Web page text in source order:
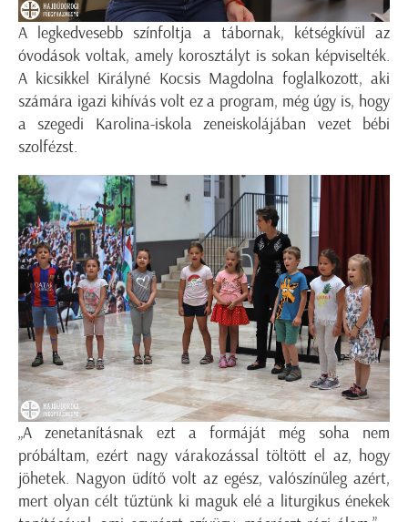
A legkedvesebb színfoltja a tábornak, kétségkívül az
óvodások voltak, amely korosztályt is sokan képviselték.
A kicsikkel Királyné Kocsis Magdolna foglalkozott, aki
számára igazi kihívás volt ez a program, még úgy is, hogy
a szegedi Karolina-iskola zeneiskolájában vezet bébi
szolfézst.
„A zenetanításnak ezt a formáját még soha nem
próbáltam, ezért nagy várakozással töltött el az, hogy
jöhetek. Nagyon üdítő volt az egész, valószínűleg azért,
mert olyan célt tűztünk ki maguk elé a liturgikus énekek